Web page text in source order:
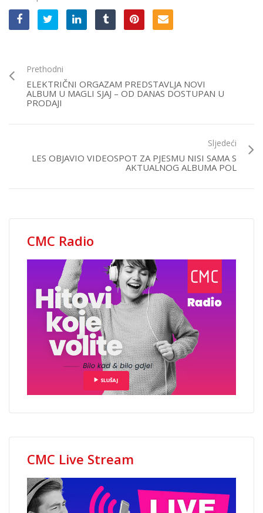
Prethodni
ELEKTRIČNI ORGAZAM PREDSTAVLJA NOVI
ALBUM U MAGLI SJAJ – OD DANAS DOSTUPAN U
PRODAJI
Sljedeći
LES OBJAVIO VIDEOSPOT ZA PJESMU NISI SAMA S
AKTUALNOG ALBUMA POL
CMC Radio
CMC Live Stream